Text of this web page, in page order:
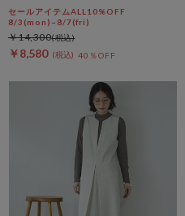
セールアイテムALL10%OFF
8/3(mon)~8/7(fri)
￥8,580 40％OFF
￥14,300